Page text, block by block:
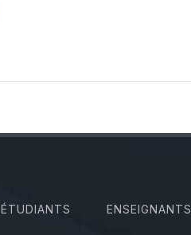
ÉTUDIANTS ENSEIGNANTS